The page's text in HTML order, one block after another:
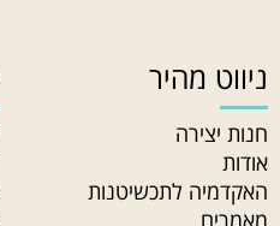
ניווט מהיר
חנות יצירה
אודות
האקדמיה לתכשיטנות
מאמרים